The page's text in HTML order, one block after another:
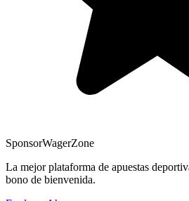
SponsorWagerZone
La mejor plataforma de apuestas
bono de bienvenida.